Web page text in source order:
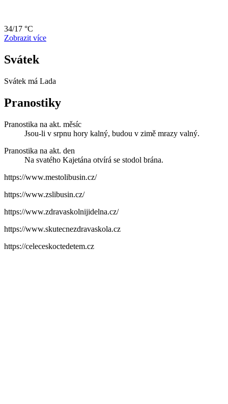
34/17 °C
Zobrazit více
Svátek
Svátek má Lada
Pranostiky
Pranostika na akt. měsíc
Jsou-li v srpnu hory kalný, budou v zimě mrazy valný.
Pranostika na akt. den
Na svatého Kajetána otvírá se stodol brána.
https://www.mestolibusin.cz/
https://www.zslibusin.cz/
https://www.zdravaskolnijidelna.cz/
https://www.skutecnezdravaskola.cz
https://celeceskoctedetem.cz